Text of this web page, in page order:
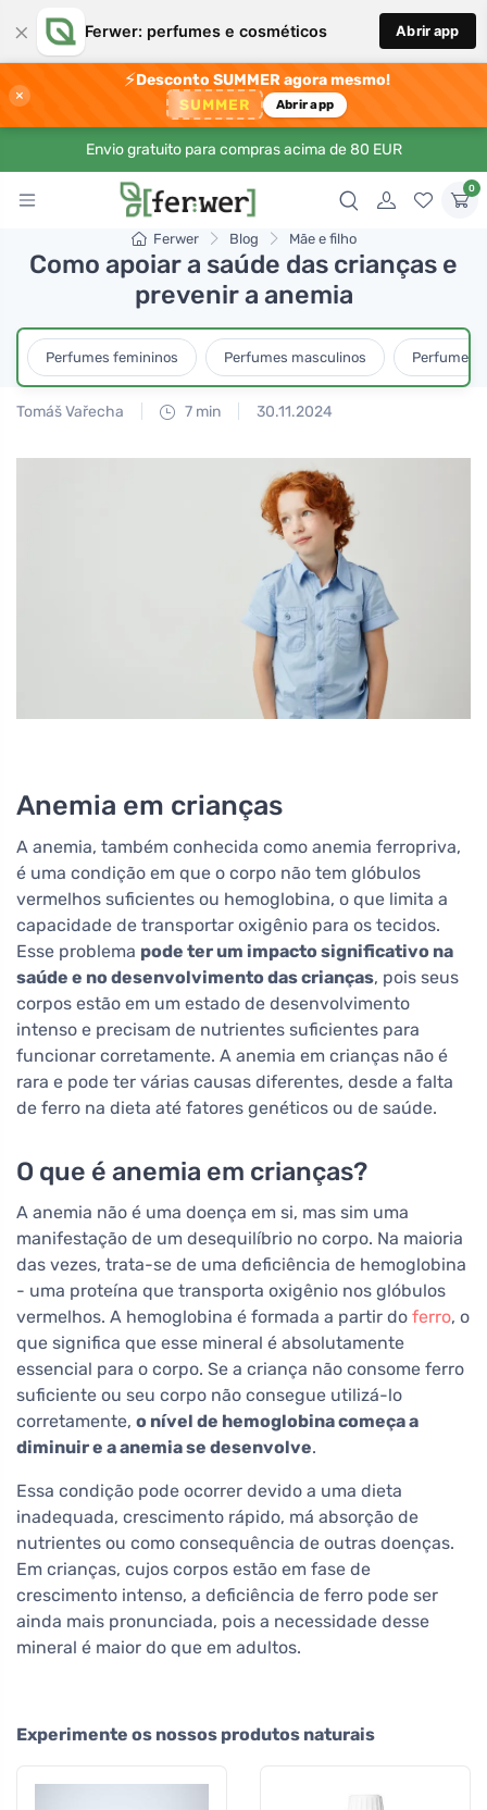
× Ferwer: perfumes e cosméticos Abrir app
×
⚡Desconto SUMMER agora mesmo!
SUMMER Abrir app
Envio gratuito para compras acima de 80 EUR
0
Ferwer Blog Mãe e filho
Como apoiar a saúde das crianças e
prevenir a anemia
Perfumes femininos Perfumes masculinos Perfumes
Tomáš Vařecha 7 min 30.11.2024
Anemia em crianças
A anemia, também conhecida como anemia ferropriva,
é uma condição em que o corpo não tem glóbulos
vermelhos suficientes ou hemoglobina, o que limita a
capacidade de transportar oxigênio para os tecidos.
Esse problema pode ter um impacto significativo na
saúde e no desenvolvimento das crianças, pois seus
corpos estão em um estado de desenvolvimento
intenso e precisam de nutrientes suficientes para
funcionar corretamente. A anemia em crianças não é
rara e pode ter várias causas diferentes, desde a falta
de ferro na dieta até fatores genéticos ou de saúde.
O que é anemia em crianças?
A anemia não é uma doença em si, mas sim uma
manifestação de um desequilíbrio no corpo. Na maioria
das vezes, trata-se de uma deficiência de hemoglobina
- uma proteína que transporta oxigênio nos glóbulos
vermelhos. A hemoglobina é formada a partir do ferro, o
que significa que esse mineral é absolutamente
essencial para o corpo. Se a criança não consome ferro
suficiente ou seu corpo não consegue utilizá-lo
corretamente, o nível de hemoglobina começa a
diminuir e a anemia se desenvolve.
Essa condição pode ocorrer devido a uma dieta
inadequada, crescimento rápido, má absorção de
nutrientes ou como consequência de outras doenças.
Em crianças, cujos corpos estão em fase de
crescimento intenso, a deficiência de ferro pode ser
ainda mais pronunciada, pois a necessidade desse
mineral é maior do que em adultos.
Experimente os nossos produtos naturais